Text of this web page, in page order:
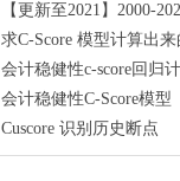
【更新至2021】2000-2021上市公
求C-Score 模型计算出
会计稳健性c-score回归
会计稳健性C-Score模型
Cuscore 识别历史断点